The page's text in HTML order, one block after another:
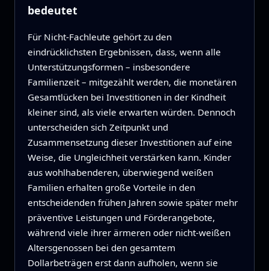
bedeutet
Für Nicht-Fachleute gehört zu den
eindrücklichsten Ergebnissen, dass, wenn alle
Unterstützungsformen – insbesondere
Familienzeit – mitgezählt werden, die monetären
Gesamtlücken bei Investitionen in der Kindheit
kleiner sind, als viele erwarten würden. Dennoch
unterscheiden sich Zeitpunkt und
Zusammensetzung dieser Investitionen auf eine
Weise, die Ungleichheit verstärken kann. Kinder
aus wohlhabenderen, überwiegend weißen
Familien erhalten große Vorteile in den
entscheidenden frühen Jahren sowie später mehr
präventive Leistungen und Förderangebote,
während viele ihrer ärmeren oder nicht-weißen
Altersgenossen bei den gesamtem
Dollarbeträgen erst dann aufholen, wenn sie